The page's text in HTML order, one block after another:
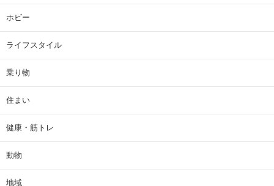
ホビー
ライフスタイル
乗り物
住まい
健康・筋トレ
動物
地域